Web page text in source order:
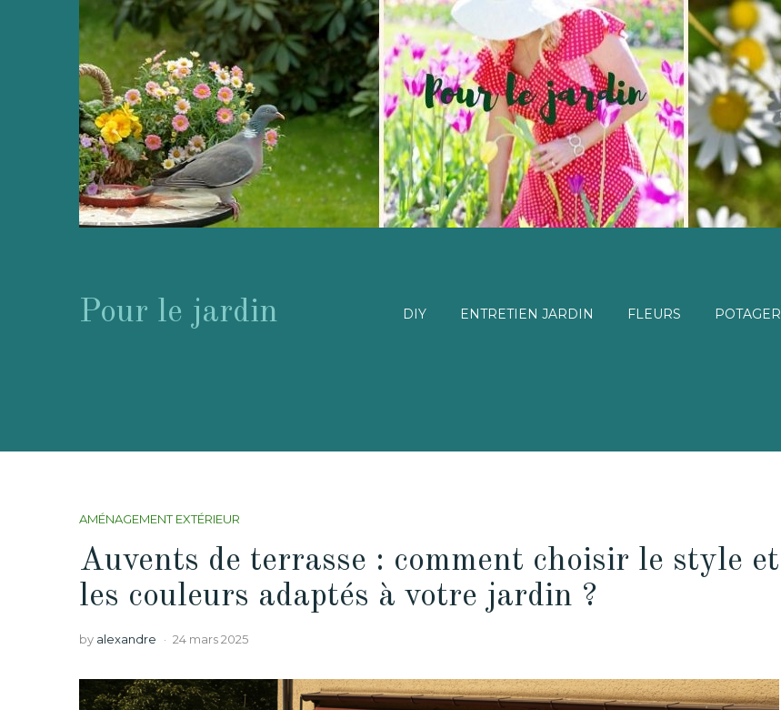
Pour le jardin DIY ENTRETIEN JARDIN FLEURS POTAGER
AMÉNAGEMENT EXTÉRIEUR
Auvents de terrasse : comment choisir le style et
les couleurs adaptés à votre jardin ?
by alexandre 24 mars 2025